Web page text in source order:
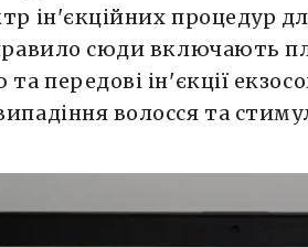
ін'єкційних процедур
сюди включають
та передові ін'єкції
волосся та